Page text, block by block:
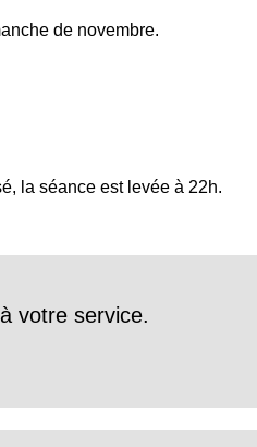
de novembre.
la séance est levée à 22h.
votre service.